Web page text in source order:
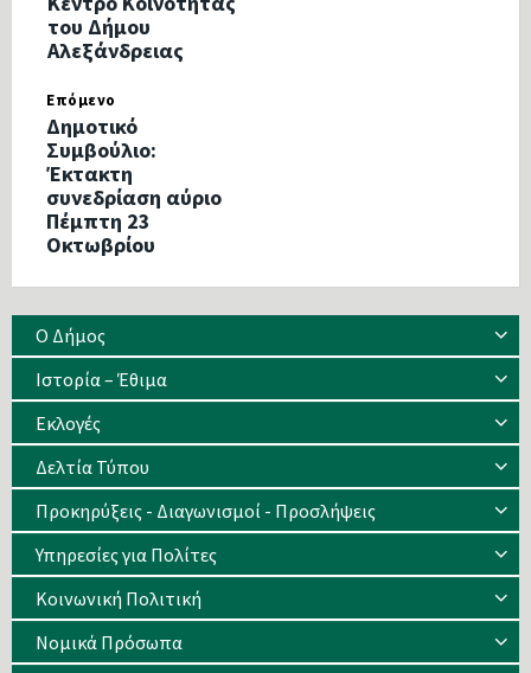
του Δήμου
Αλεξάνδρειας
Επόμενο
Δημοτικό
Συμβούλιο:
Έκτακτη
συνεδρίαση αύριο
Πέμπτη 23
Οκτωβρίου
Ο Δήμος
Ιστορία – Έθιμα
Eκλογές
Δελτία Τύπου
Προκηρύξεις - Διαγωνισμοί - Προσλήψεις
Υπηρεσίες για Πολίτες
Κοινωνική Πολιτική
Νομικά Πρόσωπα